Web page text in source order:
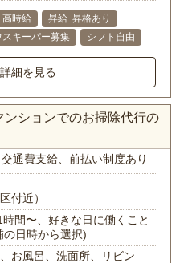
高時給
昇給･昇格あり
スキーパー募集 シフト自由
細を見る
ションでのお掃除代行の
交通費支給、前払い制度あり
付近）
間〜、好きな日に働くこと
日時から選択)
お風呂、洗面所、リビン